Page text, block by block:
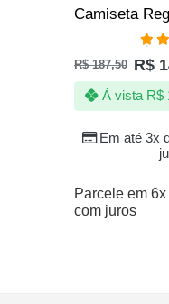
5.00
R$187,50 R$
Em até 3x
À vista R$
Parcele em
com juros